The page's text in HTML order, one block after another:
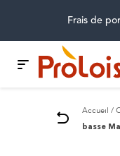
Frais de
Accueil
basse